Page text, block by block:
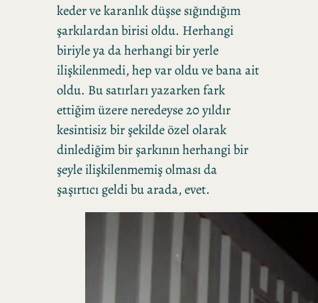
keder ve karanlık düşse sığındığım
şarkılardan birisi oldu. Herhangi
biriyle ya da herhangi bir yerle
ilişkilenmedi, hep var oldu ve bana ait
oldu. Bu satırları yazarken fark
ettiğim üzere neredeyse 20 yıldır
kesintisiz bir şekilde özel olarak
dinlediğim bir şarkının herhangi bir
şeyle ilişkilenmemiş olması da
şaşırtıcı geldi bu arada, evet.